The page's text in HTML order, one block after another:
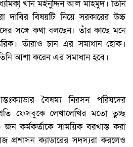
খান মইনুদ্দিন আল মাহমুদ। তিনি
দাবির বিষয়টি নিয়ে সরকারের উচ্চ
সঙ্গে কথা বলছেন। তাঁর কাছে মনে
তাঁরাও চান এর সমাধান হোক।
আশা করেন এর সমাধান হবে।
বৈষম্য নিরসন পরিষদের
ফেসবুকে লেখালেখির মতো তুচ্ছ
কর্মকর্তাকে সাময়িক বরখাস্ত করা
প্রশাসন ক্যাডারের সদস্যরা করলেও